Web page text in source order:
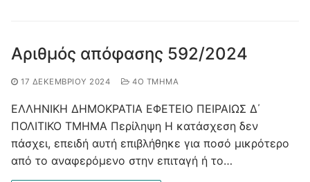
Αριθμός απόφασης 592/2024
17 ΔΕΚΕΜΒΡΊΟΥ 2024 4O ΤΜΉΜΑ
ΕΛΛΗΝΙΚΗ ΔΗΜΟΚΡΑΤΙΑ ΕΦΕΤΕΙΟ ΠΕΙΡΑΙΩΣ Δ΄
ΠΟΛΙΤΙΚΟ ΤΜΗΜΑ Περίληψη Η κατάσχεση δεν
πάσχει, επειδή αυτή επιβλήθηκε για ποσό µικρότερο
από το αναφερόµενο στην επιταγή ή το…